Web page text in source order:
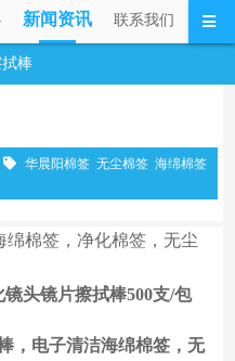
新闻资讯 联系我们
棒
华晨阳棉签 无尘棉签 海绵棉签
绵棉签，净化棉签，无尘
头镜片擦拭棒500支/包
，电子清洁海绵棉签，无